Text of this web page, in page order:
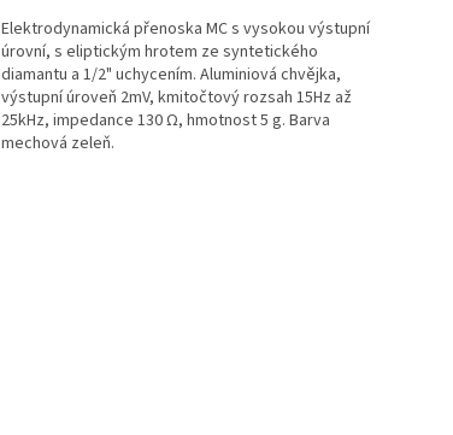
Elektrodynamická přenoska MC s vysokou výstupní
úrovní, s eliptickým hrotem ze syntetického
diamantu a 1/2" uchycením. Aluminiová chvějka,
výstupní úroveň 2mV, kmitočtový rozsah 15Hz až
25kHz, impedance 130 Ω, hmotnost 5 g. Barva
mechová zeleň.